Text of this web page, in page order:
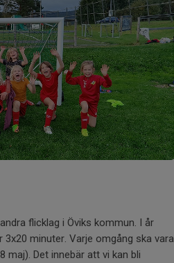
flicklag i Öviks kommun. I år
minuter. Varje omgång ska vara
Det innebär att vi kan bli